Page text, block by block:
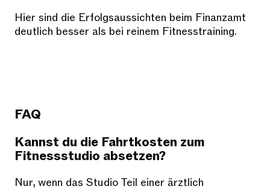
Hier sind die Erfolgsaussichten beim Finanzamt
deutlich besser als bei reinem Fitnesstraining.
FAQ
Kannst du die Fahrtkosten zum
Fitnessstudio absetzen?
Nur, wenn das Studio Teil einer ärztlich